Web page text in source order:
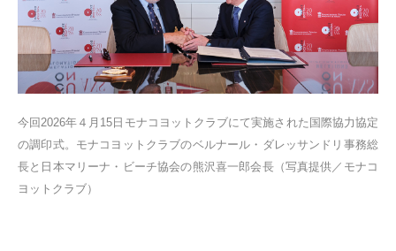
今回2026年４月15日モナコヨットクラブにて実施された国際協力協定
の調印式。モナコヨットクラブのベルナール・ダレッサンドリ事務総
長と日本マリーナ・ビーチ協会の熊沢喜一郎会長（写真提供／モナコ
ヨットクラブ）